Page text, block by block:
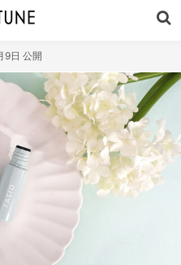
9日 公開